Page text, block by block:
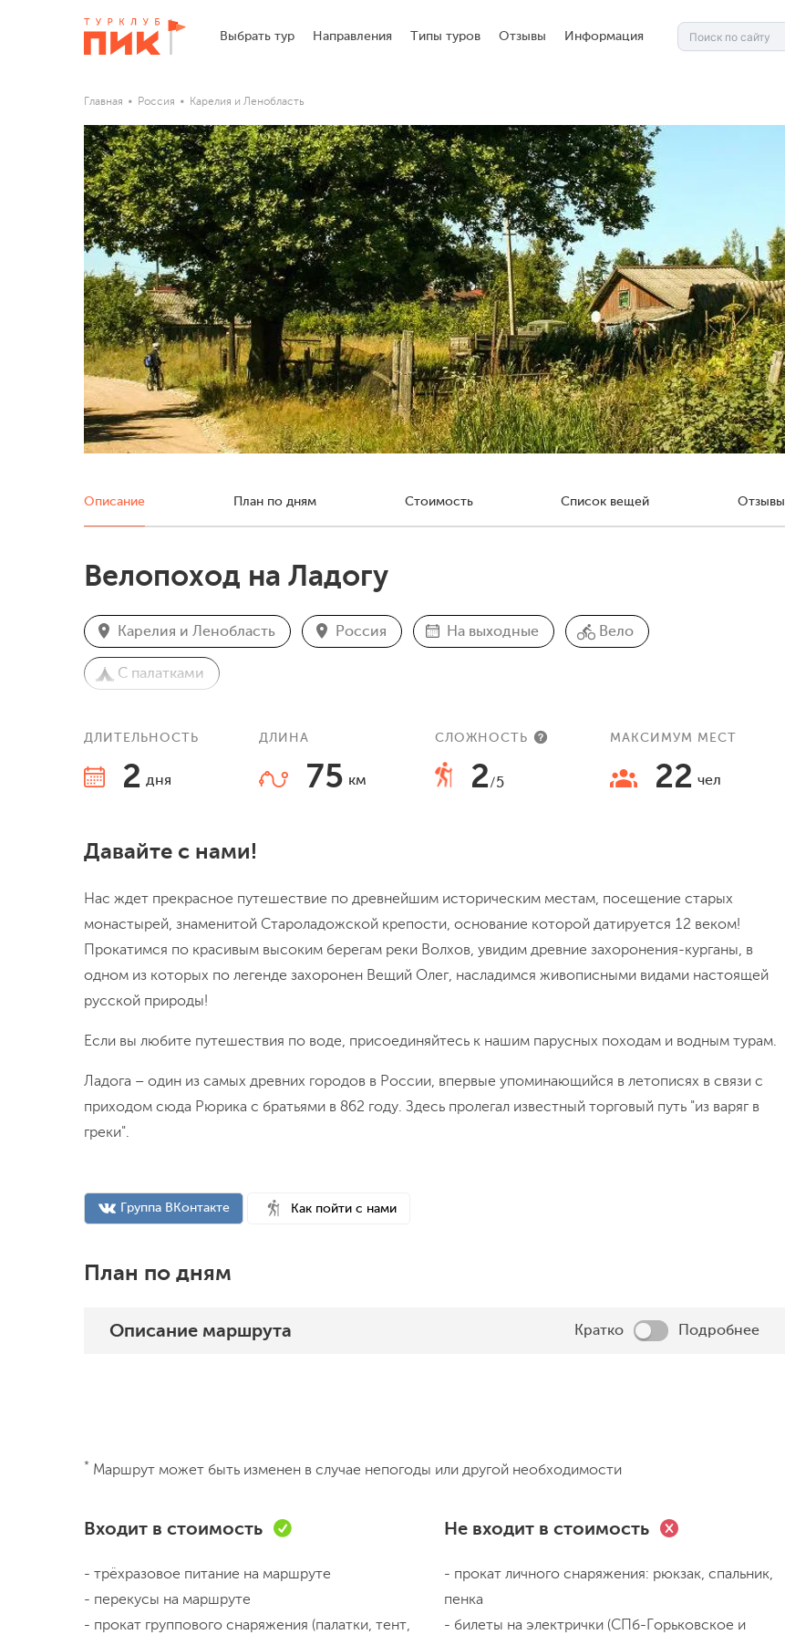
Выбрать тур Направления Типы туров Отзывы Информация
Главная Россия Карелия и Ленобласть
Описание План по дням Стоимость Список вещей Отзывы
Велопоход на Ладогу
Карелия и Ленобласть Россия На выходные Вело
С палатками
ДЛИТЕЛЬНОСТЬ
2 дня
ДЛИНА
75 км
СЛОЖНОСТЬ
2/5
МАКСИМУМ МЕСТ
22 чел
Давайте с нами!
Нас ждет прекрасное путешествие по древнейшим историческим местам, посещение старых
монастырей, знаменитой Староладожской крепости, основание которой датируется 12 веком!
Прокатимся по красивым высоким берегам реки Волхов, увидим древние захоронения-курганы, в
одном из которых по легенде захоронен Вещий Олег, насладимся живописными видами настоящей
русской природы!
Если вы любите путешествия по воде, присоединяйтесь к нашим парусных походам и водным турам.
Ладога – один из самых древних городов в России, впервые упоминающийся в летописях в связи с
приходом сюда Рюрика с братьями в 862 году. Здесь пролегал известный торговый путь "из варяг в
греки".
Группа ВКонтакте Как пойти с нами
План по дням
Описание маршрута Кратко Подробнее
время блокады Ленинграда. Далее движемся в сторону реки Волхов к знаменитой Волховской
крепость, монастыри, доедем до курганов, около которых устроим перерыв на обед,
прогулки по красивому высоком берегу Волхова. Доедем до Новой Ладоги, осмотрим
* Маршрут может быть изменен в случае непогоды или другой необходимости
Входит в стоимость
- трёхразовое питание на маршруте
- перекусы на маршруте
- прокат группового снаряжения (палатки, тент,
Не входит в стоимость
- прокат личного снаряжения: рюкзак, спальник,
пенка
- билеты на электрички (СПб-Горьковское и